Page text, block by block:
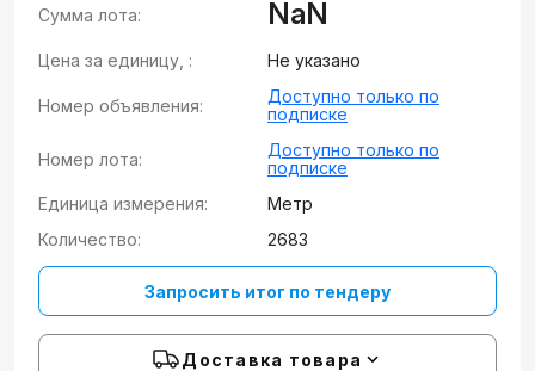
Сумма лота: NaN
Цена за единицу, : Не указано
Номер объявления:
Доступно только по
подписке
Номер лота:
Доступно только по
подписке
Единица измерения:
Метр
Количество:
2683
Запросить итог по тендеру
Доставка товара